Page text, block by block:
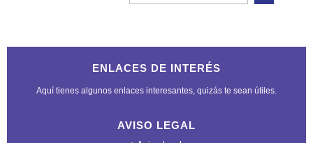
ENLACES DE INTERÉS
Aquí tienes algunos enlaces interesantes, quizás te sean útiles.
AVISO LEGAL